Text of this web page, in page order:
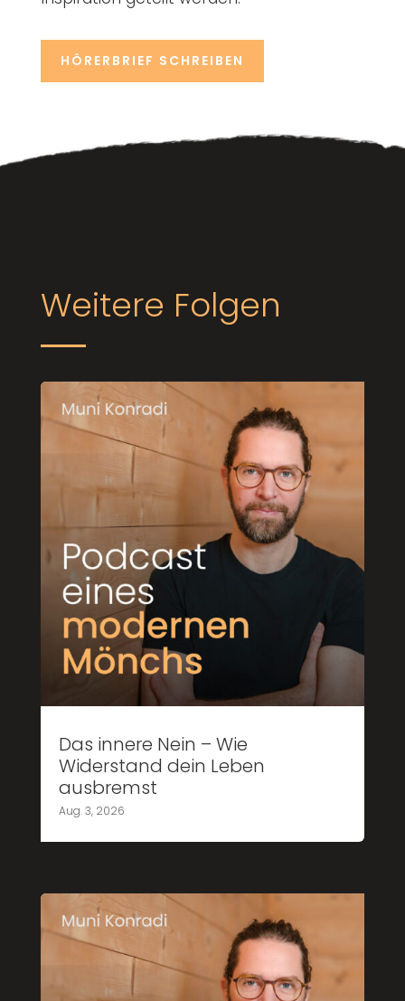
HÖRERBRIEF SCHREIBEN
Weitere Folgen
Das innere Nein – Wie
Widerstand dein Leben
ausbremst
Aug. 3, 2026